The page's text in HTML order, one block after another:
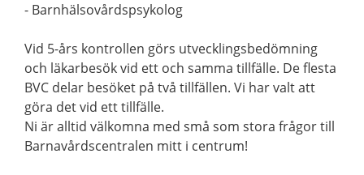
- Barnhälsovårdspsykolog
Vid 5-års kontrollen görs utvecklingsbedömning
och läkarbesök vid ett och samma tillfälle. De flesta
BVC delar besöket på två tillfällen. Vi har valt att
göra det vid ett tillfälle.
Ni är alltid välkomna med små som stora frågor till
Barnavårdscentralen mitt i centrum!